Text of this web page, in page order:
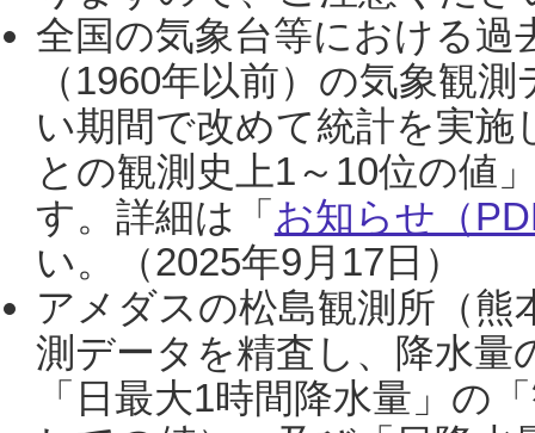
全国の気象台等における過
（1960年以前）の気象観
い期間で改めて統計を実
との観測史上1～10位の値
す。詳細は「 お知らせ（
い。（2025年9月17日）
アメダスの松島観測所（熊
測データを精査し、降水
「日最大1時間降水量」の